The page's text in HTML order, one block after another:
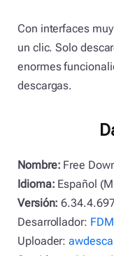
Con interfaces
un clic. Solo
enormes
descargas.
Nombre: Free
Idioma: Español
Versión:
Desarrollador:
Uploader: